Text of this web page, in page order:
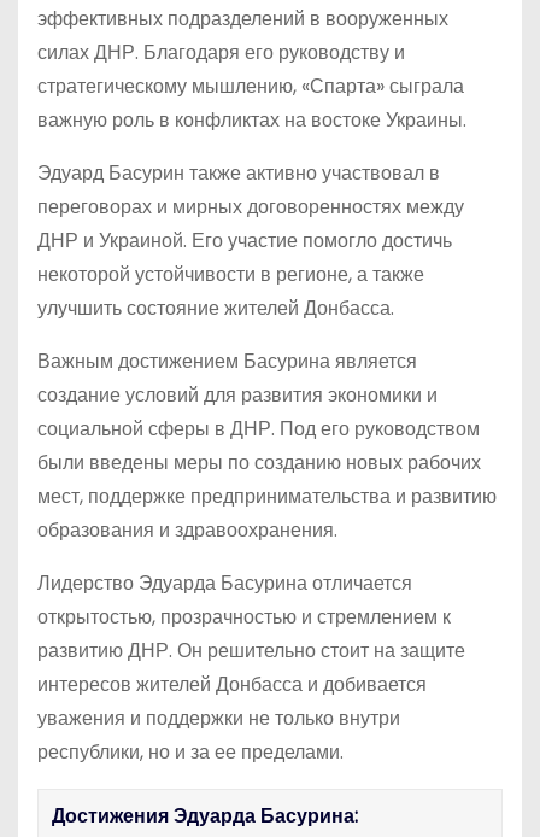
эффективных подразделений в вооруженных
силах ДНР. Благодаря его руководству и
стратегическому мышлению, «Спарта» сыграла
важную роль в конфликтах на востоке Украины.
Эдуард Басурин также активно участвовал в
переговорах и мирных договоренностях между
ДНР и Украиной. Его участие помогло достичь
некоторой устойчивости в регионе, а также
улучшить состояние жителей Донбасса.
Важным достижением Басурина является
создание условий для развития экономики и
социальной сферы в ДНР. Под его руководством
были введены меры по созданию новых рабочих
мест, поддержке предпринимательства и развитию
образования и здравоохранения.
Лидерство Эдуарда Басурина отличается
открытостью, прозрачностью и стремлением к
развитию ДНР. Он решительно стоит на защите
интересов жителей Донбасса и добивается
уважения и поддержки не только внутри
республики, но и за ее пределами.
Достижения Эдуарда Басурина: